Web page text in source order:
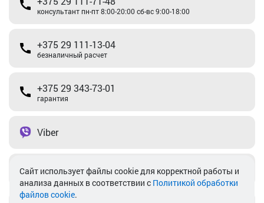
консультант пн-пт 8:00-20:00 сб-вс 9:00-18:00
+375 29 111-13-04
безналичный расчет
+375 29 343-73-01
гарантия
Viber
Telegram
Cайт использует файлы cookie для корректной работы и
анализа данных в соответствии с Политикой обработки
файлов cookie.